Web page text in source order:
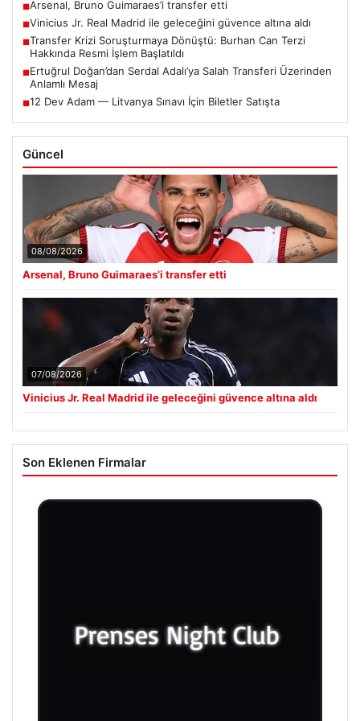
■Arsenal, Bruno Guimaraes’i transfer etti
■Vinicius Jr. Real Madrid ile geleceğini güvence altına aldı
■Transfer Krizi Soruşturmaya Dönüştü: Burhan Can Terzi
Hakkında Resmi İşlem Başlatıldı
■Ertuğrul Doğan’dan Serdal Adalı’ya Salah Transferi Üzerinden
Anlamlı Mesaj
■12 Dev Adam — Litvanya Sınavı İçin Biletler Satışta
Güncel
08/08/2026
Arsenal, Bruno Guimaraes’i transfer etti
07/08/2026
Vinicius Jr. Real Madrid ile geleceğini güvence altına aldı
Son Eklenen Firmalar